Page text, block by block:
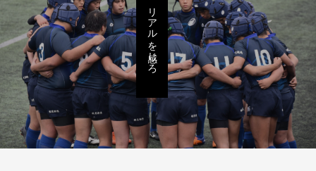
リアルを感じろ